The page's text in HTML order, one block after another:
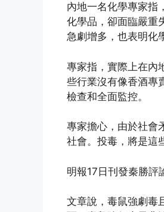
內地一名化學專家指
化學品，卻面臨嚴重
急劇增多，也表明化
專家指，實際上在內
些行業沒有像香酒專
檢查和全面監控。
專家擔心，由於社會
社會。投毒，將是這
明報17日刊發秦勝評
文章說，毒鼠強劇毒